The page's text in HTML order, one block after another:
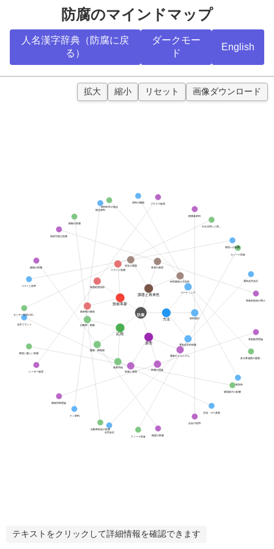
防腐のマインドマップ
人名漢字辞典（防腐に戻
る）
ダークモー
ド
English
拡大 縮小 リセット 画像ダウンロード
テキストをクリックして詳細情報を確認できます
防腐
方法
原理
応用
技術革新
課題と将来性
コーティング
材料選択
電気化学的保護
腐食のメカニズム
防腐の理論
防腐と環境
産業用途
建築・構造物
自動車・船舶
新材料の開発
表面処理技術
スマート防腐
現在の課題
将来の展望
研究開発の方向性
塗料の種類
塗装技術
耐腐食材料
合金の使用
カソード防食
アノード防食
電気化学反応
化学反応
表面処理理論
腐食抑制理論
環境因子の影響
環境に優しい防腐
石油・ガス産業
化学プラント
橋梁の防腐
建物の防腐
自動車部品の防腐
船舶の防腐
ナノ材料
複合材料
レーザー処理
プラズマ処理
センサー技術の応...
AIを活用した防...
コストと効率
環境への影響
持続可能な防腐
革新的技術の導入
材料科学の進歩
多分野連携の重要...